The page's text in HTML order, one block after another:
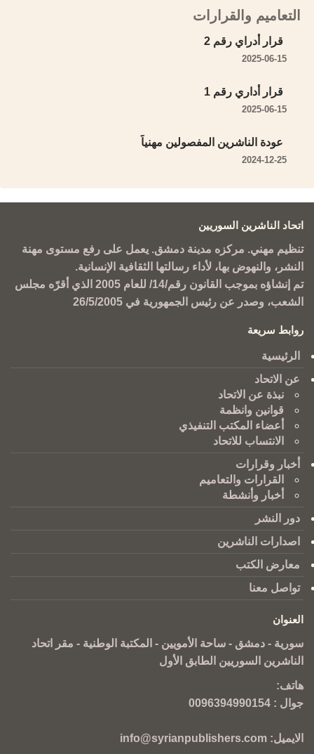
التعاميم والقرارات
قرار أدراي رقم 2
2025-06-15
قرار أداري رقم 1
2025-06-15
عودة الناشرين المفصولين مهنياً
2024-12-25
اتحاد الناشرين السوريين
تنظيم مهني. مركزه مدينة دمشق. يعمل على رفع مستوى مهنة
النشر، والنهوض بها، لأداء رسالتها الثقافية الإنسانية.
تم إنشاؤه بموجب القانون رقم/14/ للعام 2005 الذي أقرّه مجلس
الشعب، وصدر عن رئيس الجمهورية في 26/5/2005
روابط سريعة
الرئيسية
عن الاتحاد
نبذة عن الاتحاد
قوانين وانظمة
أعضاء المكتب التنفيذي
الانتساب للاتحاد
أخبار وقرارات
القرارات والتعاميم
أخبار وأنشطة
دور النشر
اصدارات الناشرين
معارض الكتب
تواصل معنا
العنوان
سورية - دمشق - ساحة الأمويين - المكتبة الوطنية - مقر اتحاد
الناشرين السوريين الطابق الأول
هاتف:
جوال : 0096394990154
الايميل: info@syrianpublishers.com